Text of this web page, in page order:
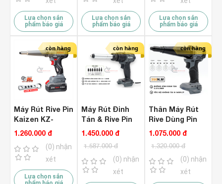
Lựa chọn sản
phẩm báo giá
Lựa chọn sản
phẩm báo giá
Lựa chọn sản
phẩm báo giá
còn hàng
Máy Rút Rive Pin
Kaizen KZ-
RG10000N (
)
1.260.000 đ
(0) nhận
xét
Lựa chọn sản
còn hàng
Máy Rút Đinh
Tán & Rive Pin
21V Hukan
RIV5320
Brushless ( 2
Trong 1 )
1.450.000 đ
1.587.000 đ
(0) nhận
xét
còn hàng
Thân Máy Rút
Rive Dùng Pin
Hukan HM21-
Chưa Pin & Sạc
)
1.075.000 đ
1.320.000 đ
(0) nhận
xét